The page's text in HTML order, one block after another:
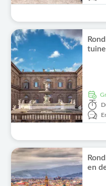
en